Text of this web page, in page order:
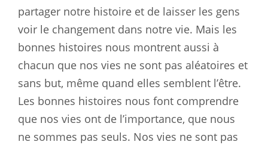
partager notre histoire et de laisser les gens
voir le changement dans notre vie. Mais les
bonnes histoires nous montrent aussi à
chacun que nos vies ne sont pas aléatoires et
sans but, même quand elles semblent l’être.
Les bonnes histoires nous font comprendre
que nos vies ont de l’importance, que nous
ne sommes pas seuls. Nos vies ne sont pas